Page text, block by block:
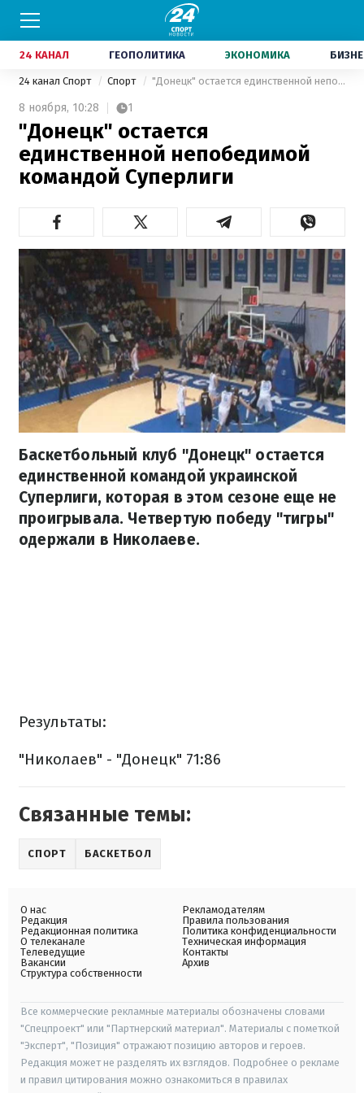
24 КАНАЛ ГЕОПОЛИТИКА ЭКОНОМИКА
24 канал Спорт Спорт "Донецк" остается единственной непобедимой командой Суперлиги
8 ноября, 10:28 1
"Донецк" остается
единственной непобедимой
командой Суперлиги
Баскетбольный клуб "Донецк" остается
единственной командой украинской
Суперлиги, которая в этом сезоне еще не
проигрывала. Четвертую победу "тигры"
одержали в Николаеве.
Результаты:
"Николаев" - "Донецк" 71:86
Связанные темы:
СПОРТ БАСКЕТБОЛ
О нас
Редакция
Редакционная политика
О телеканале
Телеведущие
Вакансии
Структура собственности
Рекламодателям
Правила пользования
Политика конфиденциальности
Техническая информация
Контакты
Архив
Все коммерческие рекламные материалы обозначены словами
"Спецпроект" или "Партнерский материал". Материалы с пометкой
"Эксперт", "Позиция" отражают позицию авторов и героев.
Редакция может не разделять их взглядов. Подробнее о рекламе
и правил цитирования можно ознакомиться в правилах